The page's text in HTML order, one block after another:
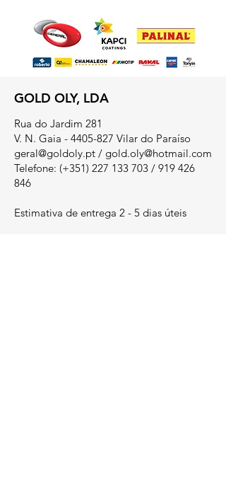
GOLD OLY, LDA
Rua do Jardim 281
V. N. Gaia - 4405-827 Vilar do Paraíso
geral@goldoly.pt / gold.oly@hotmail.com
Telefone: (+351) 227 133 703 / 919 426
846
Estimativa de entrega 2 - 5 dias úteis